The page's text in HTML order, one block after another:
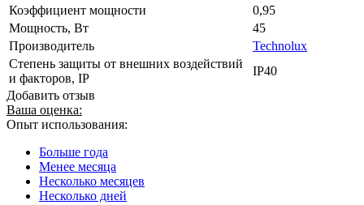
Коэффициент мощности
0,95
Мощность, Вт
45
Производитель
Technolux
Степень защиты от внешних воздействий
и факторов, IP
IP40
Добавить отзыв
Ваша оценка:
Опыт использования:
Больше года
Менее месяца
Несколько месяцев
Несколько дней